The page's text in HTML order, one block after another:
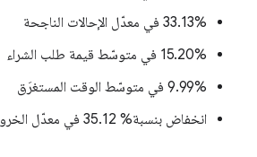
33.13% في معدّل الإحالات الناجحة
‫15.20% في متوسّط قيمة طلب الشراء
‫9.99% في متوسّط الوقت المستغرَق
انخفاض بنسبة% 35.12 في معدّل الخروج